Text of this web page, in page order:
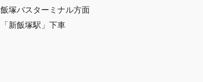
飯塚バスターミナル方面
「新飯塚駅」下車